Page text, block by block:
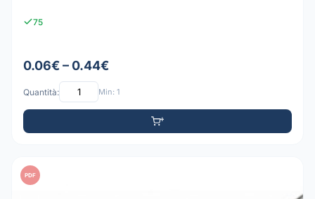
75
0.06€ – 0.44€
Quantità: Min: 1
PDF